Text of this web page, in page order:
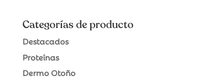
Categorías de producto
Destacados
Proteínas
Dermo Otoño